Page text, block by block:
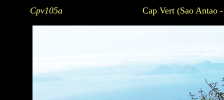
Cpv105a Cap Vert (Sao Antao